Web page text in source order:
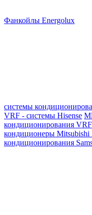
Фанкойлы Energolux
системы
VRF - системы Hisense
кондиционирования
кондиционеры Mitsubishi
кондиционирования